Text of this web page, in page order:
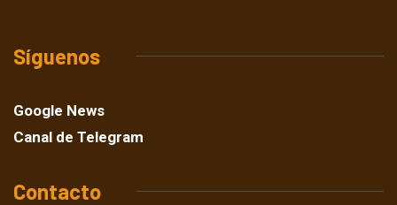
Síguenos
Google News
Canal de Telegram
Contacto